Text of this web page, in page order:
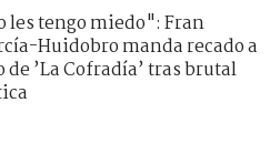
les tengo miedo": Fran
Huidobro manda recado a
de ’La Cofradía’ tras brutal